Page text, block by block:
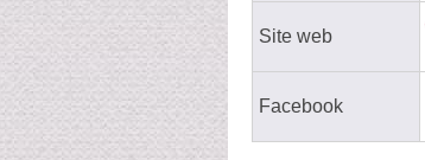
Site web
Facebook